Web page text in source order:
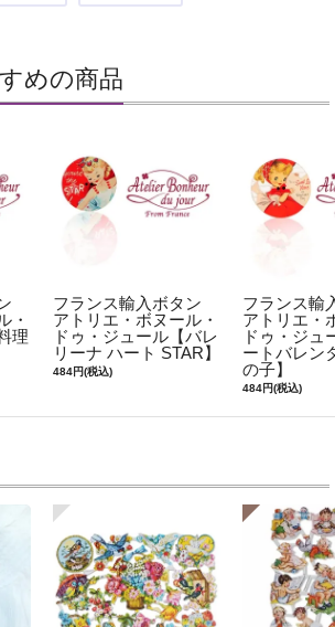
めの商品
・
理
フランス輸入ボタン
アトリエ・ボヌール・
ドゥ・ジュール【バレ
リーナ ハート STAR】
484円(税込)
フランス輸
アトリエ・
ドゥ・ジュ
ートバレン
の子】
484円(税込)